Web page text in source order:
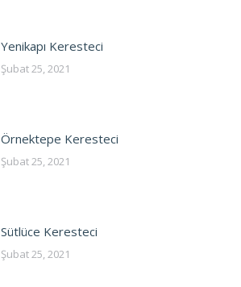
Yenikapı Keresteci
Şubat 25, 2021
Örnektepe Keresteci
Şubat 25, 2021
Sütlüce Keresteci
Şubat 25, 2021